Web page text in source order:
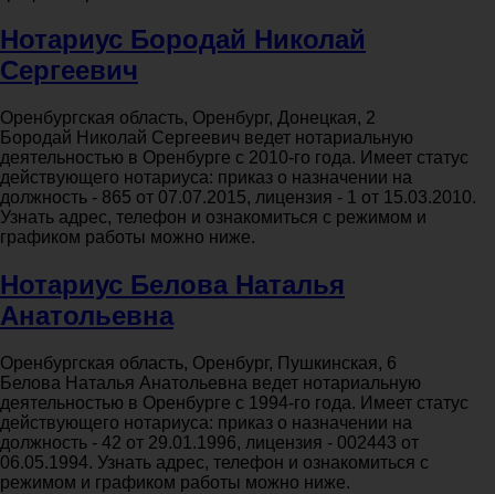
Нотариус Бородай Николай
Сергеевич
Оренбургская область, Оренбург, Донецкая, 2
Бородай Николай Сергеевич ведет нотариальную
деятельностью в Оренбурге с 2010-го года. Имеет статус
действующего нотариуса: приказ о назначении на
должность - 865 от 07.07.2015, лицензия - 1 от 15.03.2010.
Узнать адрес, телефон и ознакомиться с режимом и
графиком работы можно ниже.
Нотариус Белова Наталья
Анатольевна
Оренбургская область, Оренбург, Пушкинская, 6
Белова Наталья Анатольевна ведет нотариальную
деятельностью в Оренбурге с 1994-го года. Имеет статус
действующего нотариуса: приказ о назначении на
должность - 42 от 29.01.1996, лицензия - 002443 от
06.05.1994. Узнать адрес, телефон и ознакомиться с
режимом и графиком работы можно ниже.